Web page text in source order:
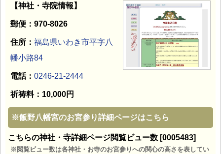
【神社・寺院情報】
郵便：970-8026
住所： 福島県いわき市平字八
幡小路84
電話： 0246-21-2444
祈祷料：10,000円
※飯野八幡宮のお宮参り詳細ページはこちら
こちらの神社・寺詳細ページ閲覧ビュー数 [0005483]
※閲覧ビュー数は各神社・お寺のお宮参りへの関心の高さを表してい